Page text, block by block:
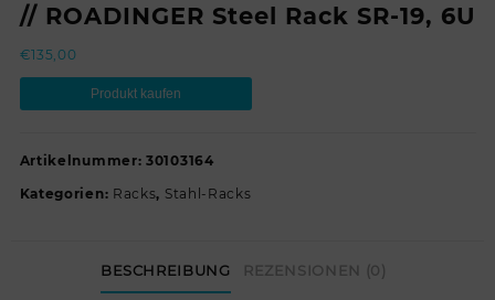
// ROADINGER Steel Rack SR-19, 6U
€135,00
Produkt kaufen
Artikelnummer: 30103164
Kategorien: Racks, Stahl-Racks
BESCHREIBUNG REZENSIONEN (0)